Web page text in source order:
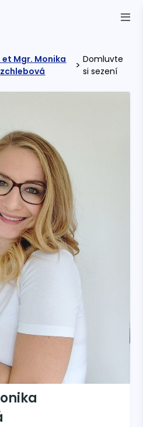
et Mgr. Monika
> Domluvte
si sezení